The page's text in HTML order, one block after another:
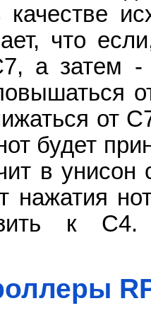
качестве
что
а затем
от
будет
в
нажатия
к